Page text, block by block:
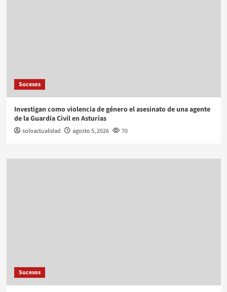
Sucesos
Investigan como violencia de género el asesinato de una agente
de la Guardia Civil en Asturias
soloactualidad agosto 5, 2026 70
Sucesos